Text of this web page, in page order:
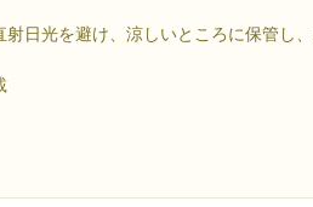
日光を避け、涼しいところに保管し